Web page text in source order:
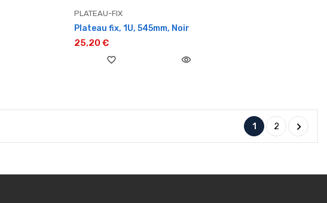
PLATEAU-FIX
Plateau fix, 1U, 545mm, Noir
25,20 €
favorite_border visibility
1 2 